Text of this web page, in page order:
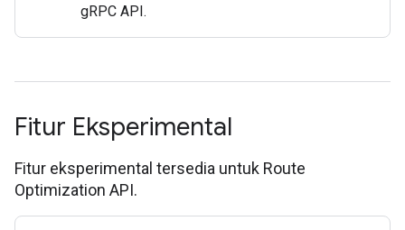
gRPC API.
Fitur Eksperimental
Fitur eksperimental tersedia untuk Route
Optimization API.